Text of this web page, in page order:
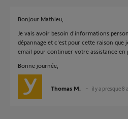
Bonjour Mathieu,
Je vais avoir besoin d'informations
dépannage et c'est pour cette raison que
email pour continuer votre assistance en
Bonne journée,
Thomas M. il y a presque 8